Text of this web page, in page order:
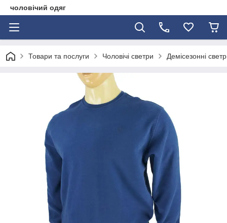
чоловічий одяг
Товари та послуги Чоловічі светри Демісезонні